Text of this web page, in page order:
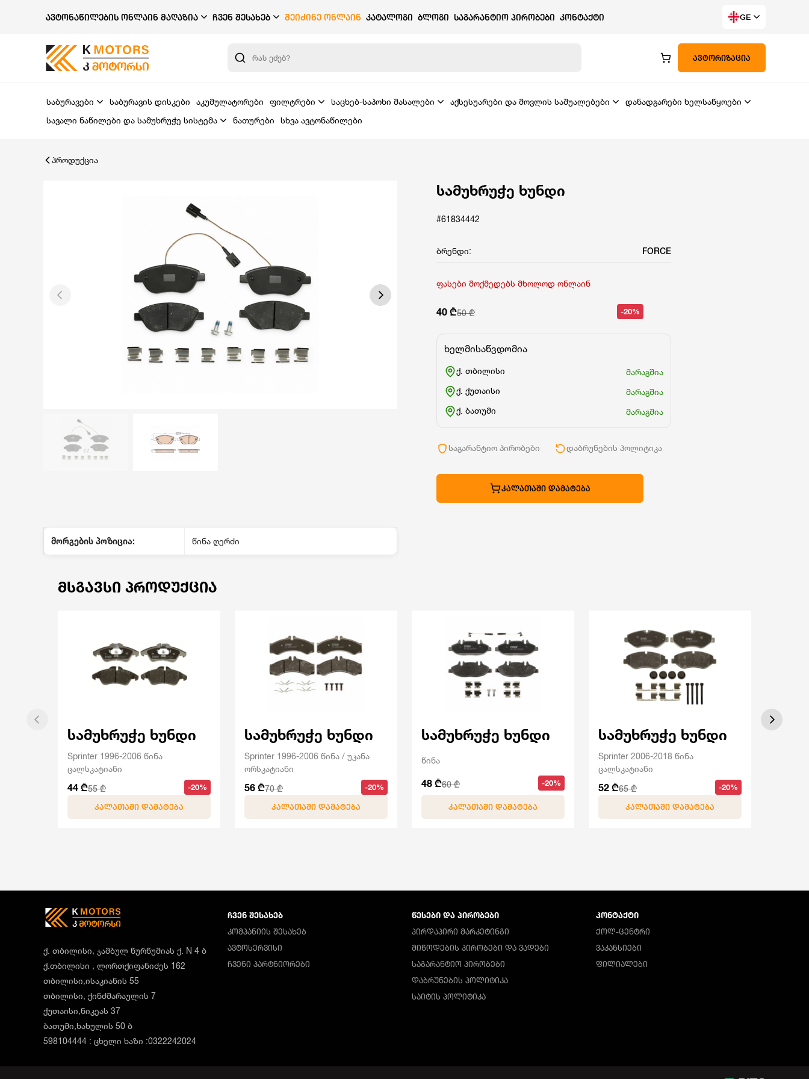
ᲐᲕᲢᲝᲜᲐᲬᲘᲚᲔᲑᲘᲡ ᲝᲜᲚᲐᲘᲜ ᲛᲐᲦᲐᲖᲘᲐ ᲩᲕᲔᲜ ᲨᲔᲡᲐᲮᲔᲑ ᲨᲔᲘᲫᲘᲜᲔ ᲝᲜᲚᲐᲘᲜ ᲙᲐᲢᲐᲚᲝᲒᲘ ᲑᲚᲝᲒᲘ ᲡᲐᲒᲐᲠᲐᲜᲢᲘᲝ ᲞᲘᲠᲝᲑᲔᲑᲘ ᲙᲝᲜᲢᲐᲥᲢᲘ GE
ᲐᲕᲢᲝᲠᲘᲖᲐᲪᲘᲐ
საბურავები საბურავის დისკები აკუმულატორები ფილტრები საცხებ-საპოხი მასალები აქსესუარები და მოვლის საშუალებები
დანადგარები ხელსაწყოები
სავალი ნაწილები და სამუხრუჭე სისტემა
ნათურები სხვა ავტონაწილები
პროდუქცია
სამუხრუჭე ხუნდი
#61834442
ბრენდი: FORCE
ფასები მოქმედებს მხოლოდ ონლაინ
40 ₾50 ₾ -20%
ხელმისაწვდომია
ქ. თბილისი
მარაგშია
ქ. ქუთაისი
მარაგშია
ქ. ბათუმი
მარაგშია
საგარანტიო პირობები დაბრუნების პოლიტიკა
ᲙᲐᲚᲐᲗᲐᲨᲘ ᲓᲐᲛᲐᲢᲔᲑᲐ
მორგების პოზიცია: წინა ღერძი
ᲛᲡᲒᲐᲕᲡᲘ ᲞᲠᲝᲓᲣᲥᲪᲘᲐ
სამუხრუჭე ხუნდი
Sprinter 1996-2006 წინა
ცალსკატიანი
44 ₾55 ₾ -20%
ᲙᲐᲚᲐᲗᲐᲨᲘ ᲓᲐᲛᲐᲢᲔᲑᲐ
სამუხრუჭე ხუნდი
Sprinter 1996-2006 წინა / უკანა
ორსკატიანი
56 ₾70 ₾ -20%
ᲙᲐᲚᲐᲗᲐᲨᲘ ᲓᲐᲛᲐᲢᲔᲑᲐ
სამუხრუჭე ხუნდი
წინა
48 ₾60 ₾ -20%
ᲙᲐᲚᲐᲗᲐᲨᲘ ᲓᲐᲛᲐᲢᲔᲑᲐ
სამუხრუჭე ხუნდი
Sprinter 2006-2018 წინა
ცალსკატიანი
52 ₾65 ₾ -20%
ᲙᲐᲚᲐᲗᲐᲨᲘ ᲓᲐᲛᲐᲢᲔᲑᲐ
ქ. თბილისი, ჯამბულ წურწუმიას ქ. N 4 ბ
ქ.თბილისი , ლორთქიფანიძეს 162
თბილისი,ისაკიანის 55
თბილისი, ქინძმარაულის 7
ქუთაისი,ნიკეას 37
ბათუმი,ხახულის 50 ბ
598104444 : ცხელი ხაზი :0322242024
ᲩᲕᲔᲜ ᲨᲔᲡᲐᲮᲔᲑ
ᲙᲝᲛᲞᲐᲜᲘᲘᲡ ᲨᲔᲡᲐᲮᲔᲑ
ᲐᲕᲢᲝᲡᲔᲠᲕᲘᲡᲘ
ᲩᲕᲔᲜᲘ ᲞᲐᲠᲢᲜᲘᲝᲠᲔᲑᲘ
ᲬᲔᲡᲔᲑᲘ ᲓᲐ ᲞᲘᲠᲝᲑᲔᲑᲘ
ᲞᲘᲠᲓᲐᲞᲘᲠᲘ ᲛᲐᲠᲙᲔᲢᲘᲜᲒᲘ
ᲛᲘᲬᲝᲓᲔᲑᲘᲡ ᲞᲘᲠᲝᲑᲔᲑᲘ ᲓᲐ ᲕᲐᲓᲔᲑᲘ
ᲡᲐᲒᲐᲠᲐᲜᲢᲘᲝ ᲞᲘᲠᲝᲑᲔᲑᲘ
ᲓᲐᲑᲠᲣᲜᲔᲑᲘᲡ ᲞᲝᲚᲘᲢᲘᲙᲐ
ᲡᲐᲘᲢᲘᲡ ᲞᲝᲚᲘᲢᲘᲙᲐ
ᲙᲝᲜᲢᲐᲥᲢᲘ
ᲥᲝᲚ-ᲪᲔᲜᲢᲠᲘ
ᲕᲐᲙᲐᲜᲡᲘᲔᲑᲘ
ᲤᲘᲚᲘᲐᲚᲔᲑᲘ